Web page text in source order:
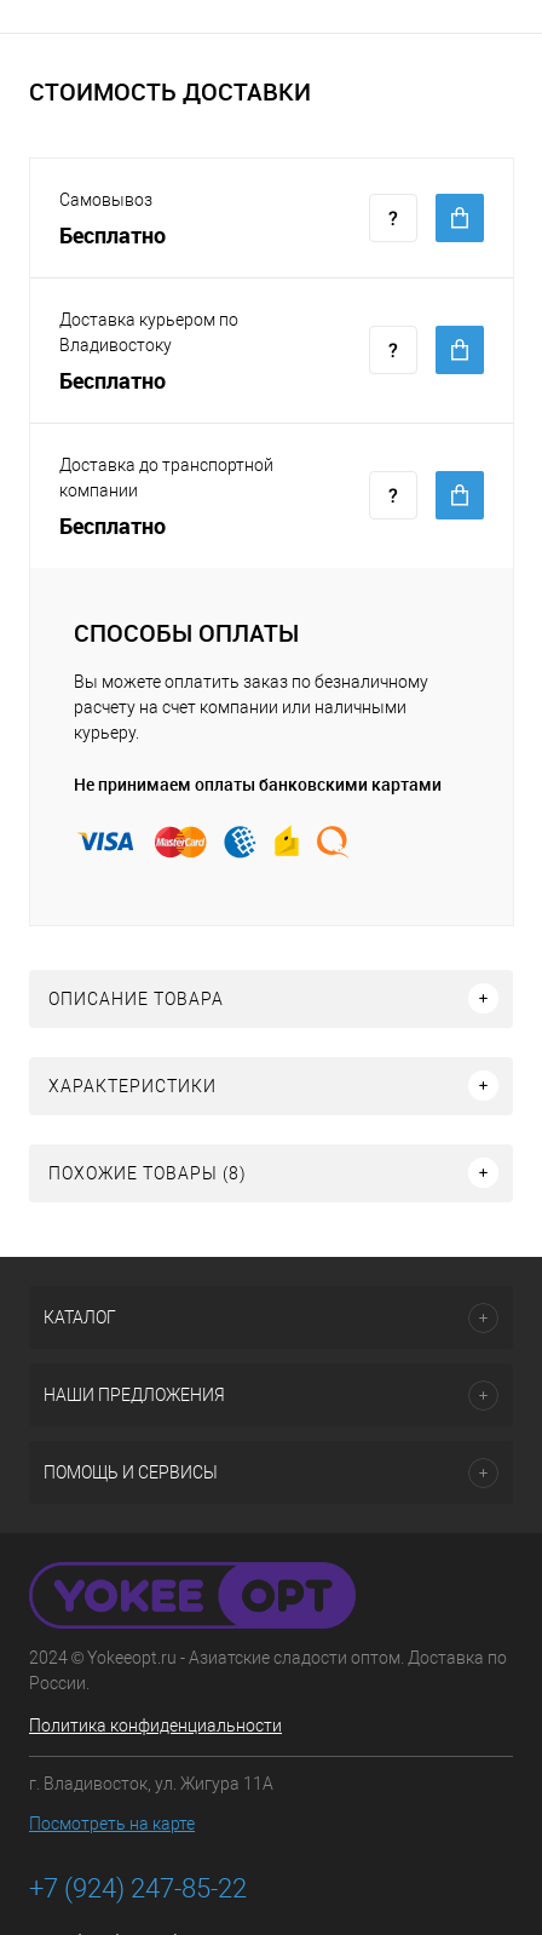
СТОИМОСТЬ ДОСТАВКИ
Самовывоз
Бесплатно
Доставка курьером по
Владивостоку
Бесплатно
Доставка до транспортной
компании
Бесплатно
СПОСОБЫ ОПЛАТЫ
Вы можете оплатить заказ по безналичному
расчету на счет компании или наличными
курьеру.
Не принимаем оплаты банковскими картами
ОПИСАНИЕ ТОВАРА
ХАРАКТЕРИСТИКИ
ПОХОЖИЕ ТОВАРЫ (8)
КАТАЛОГ
НАШИ ПРЕДЛОЖЕНИЯ
ПОМОЩЬ И СЕРВИСЫ
2024 © Yokeeopt.ru - Азиатские сладости оптом. Доставка по
России.
Политика конфиденциальности
г. Владивосток, ул. Жигура 11А
Посмотреть на карте
+7 (924) 247-85-22